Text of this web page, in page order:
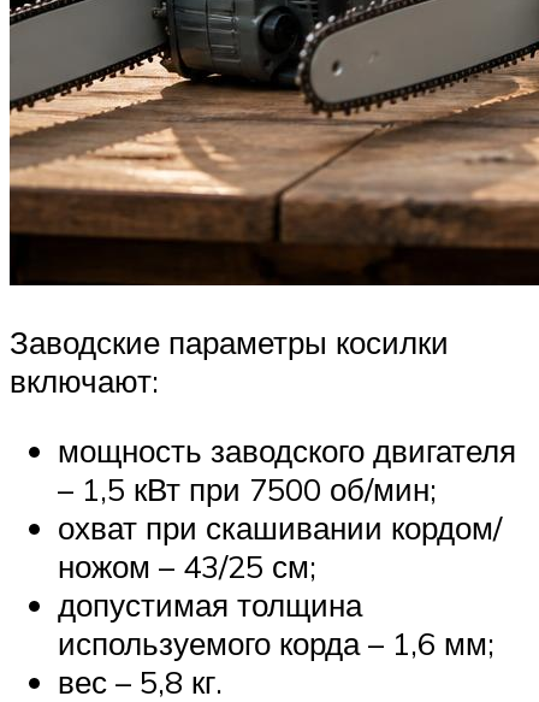
Заводские параметры косилки
включают:
мощность заводского двигателя
– 1,5 кВт при 7500 об/мин;
охват при скашивании кордом/
ножом – 43/25 см;
допустимая толщина
используемого корда – 1,6 мм;
вес – 5,8 кг.